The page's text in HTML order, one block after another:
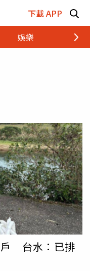
下載 APP
娛樂 財經
戶 台水：已排